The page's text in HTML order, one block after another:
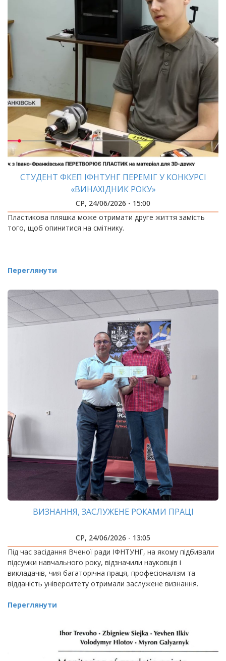
СТУДЕНТ ФКЕП ІФНТУНГ ПЕРЕМІГ У КОНКУРСІ
«ВИНАХІДНИК РОКУ»
СР, 24/06/2026 - 15:00
Пластикова пляшка може отримати друге життя замість
того, щоб опинитися на смітнику.
Переглянути
ВИЗНАННЯ, ЗАСЛУЖЕНЕ РОКАМИ ПРАЦІ
СР, 24/06/2026 - 13:05
Під час засідання Вченої ради ІФНТУНГ, на якому підбивали
підсумки навчального року, відзначили науковців і
викладачів, чия багаторічна праця, професіоналізм та
відданість університету отримали заслужене визнання.
Переглянути